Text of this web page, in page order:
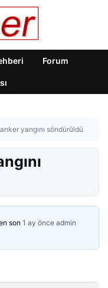
Forum
yangını söndürüldü
son 1 ay önce admin